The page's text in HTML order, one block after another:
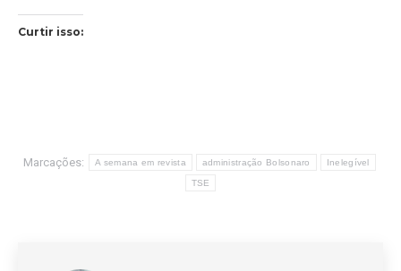
Curtir isso:
Marcações: A semana em revista administração Bolsonaro Inelegível
TSE